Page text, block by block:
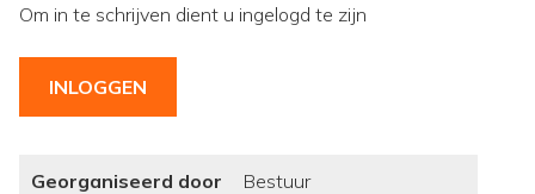
Om in te schrijven dient u ingelogd te zijn
INLOGGEN
Georganiseerd door Bestuur